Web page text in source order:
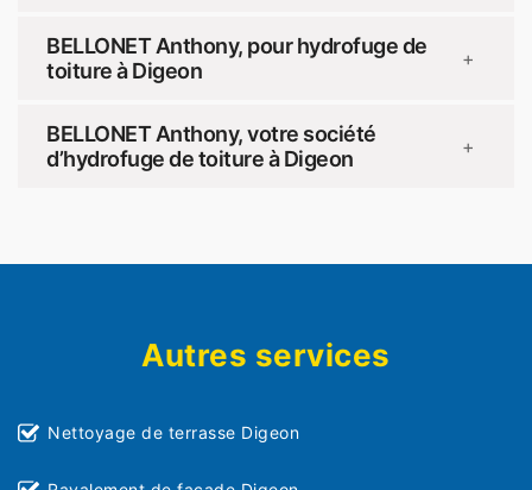
BELLONET Anthony, pour hydrofuge de
toiture à Digeon
+
BELLONET Anthony, votre société
d’hydrofuge de toiture à Digeon
+
Autres services
Nettoyage de terrasse Digeon